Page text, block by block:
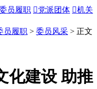
员履职 党派团体 机关
员履职 > 委员风采 > 正文
化建设 助推